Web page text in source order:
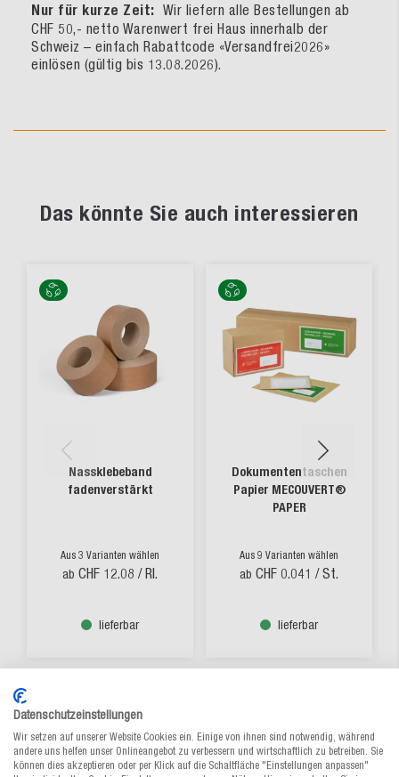
Nur für kurze Zeit: Wir liefern alle Bestellungen ab
CHF 50,- netto Warenwert frei Haus innerhalb der
Schweiz – einfach Rabattcode «Versandfrei2026»
einlösen (gültig bis 13.08.2026).
Das könnte Sie auch interessieren
Nassklebeband
fadenverstärkt
Aus 3 Varianten wählen
ab CHF 12.08 / Rl.
lieferbar
Dokumententaschen
Papier MECOUVERT®
PAPER
Aus 9 Varianten wählen
ab CHF 0.041 / St.
lieferbar
Datenschutzeinstellungen
Wir setzen auf unserer Website Cookies ein. Einige von ihnen sind notwendig, während
andere uns helfen unser Onlineangebot zu verbessern und wirtschaftlich zu betreiben. Sie
können dies akzeptieren oder per Klick auf die Schaltfläche "Einstellungen anpassen"